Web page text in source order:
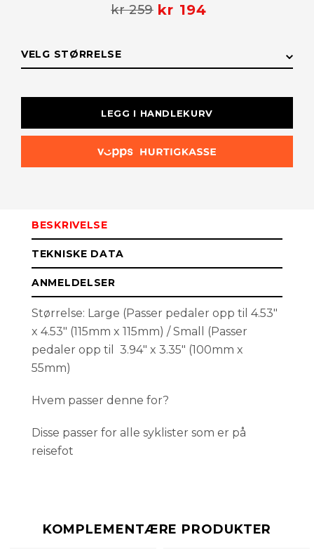
kr 259 kr 194
VELG STØRRELSE
STØRRELSE LAGERSTATUS
01)
LEGG I HANDLEKURV
BESKRIVELSE
TEKNISKE DATA
ANMELDELSER
Størrelse: Large (Passer pedaler opp til 4.53"
x 4.53" (115mm x 115mm) / Small (Passer
pedaler opp til 3.94" x 3.35" (100mm x
55mm)
Hvem passer denne for?
Disse passer for alle syklister som er på
reisefot
KOMPLEMENTÆRE PRODUKTER